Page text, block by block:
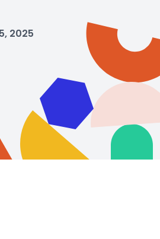
2025